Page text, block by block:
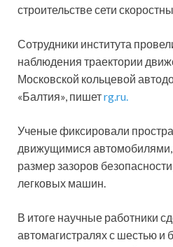
строительстве сети
Сотрудники института
наблюдения траектории
Московской кольцевой
«Балтия», пишетrg.ru.
Ученые фиксировали
движущимися
размер зазоров
легковых машин.
В итоге научные работники
автомагистралях с шестью и